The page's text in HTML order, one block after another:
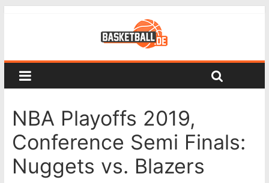
NBA Playoffs 2019,
Conference Semi Finals:
Nuggets vs. Blazers